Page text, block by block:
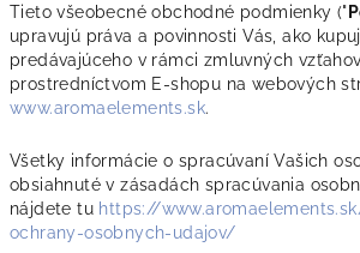
Tieto všeobecné obchodné podmienky ("
upravujú práva a povinnosti Vás, ako
predávajúceho v rámci zmluvných
prostredníctvom E-shopu na webových
www.aromaelements.sk.
Všetky informácie o spracúvaní Vašich
obsiahnuté v zásadách spracúvania
nájdete tu https://
ochrany-osobnych-udajov/